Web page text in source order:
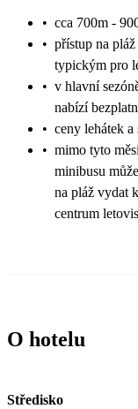
• cca 700m -
• přístup na
typickým pro
• v hlavní
nabízí
• ceny lehátek
• mimo tyto
minibusu
na pláž vydat
centrum
O hotelu
Středisko